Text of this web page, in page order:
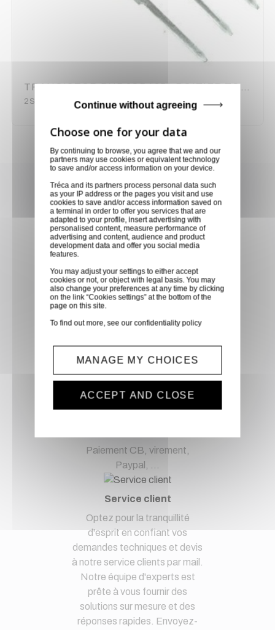
TRANSISTOR PNP 2SB1254 BOITIER TOP-3F
2SB1254
Achetez en toute confiance
Notre équipe est à votre service depuis 20 ans.
Retirer vos produits
directement en magasin ou
faites vous livrer chez vous ou
dans les points relais de notre
Europe entre 24h et 48h après
mise à disposition des produits
à notre transporteur.
Paiement CB, virement,
Paypal, ...
Service client
Optez pour la tranquillité
d'esprit en confiant vos
demandes techniques et devis
à notre service clients par mail.
Notre équipe d'experts est
prête à vous fournir des
solutions sur mesure et des
réponses rapides. Envoyez-
By continuing to browse, you agree that we and our
partners may use cookies or equivalent technology
to save and/or access information on your device.
Tréca and its partners process personal data such
as your IP address or the pages you visit and use
cookies to save and/or access information saved on
a terminal in order to offer you services that are
adapted to your profile, insert advertising with
personalised content, measure performance of
advertising and content, audience and product
development data and offer you social media
features.
You may adjust your settings to either accept
cookies or not, or object with legal basis. You may
also change your preferences at any time by clicking
on the link “Cookies settings” at the bottom of the
page on this site.
To find out more, see ourconfidentiality policy
Continue without agreeing
MANAGE MY CHOICES
ACCEPT AND CLOSE